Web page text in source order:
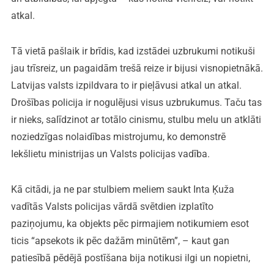
atkal.
Tā vietā pašlaik ir brīdis, kad izstādei uzbrukumi notikuši
jau trīsreiz, un pagaidām trešā reize ir bijusi visnopietnākā.
Latvijas valsts izpildvara to ir pieļāvusi atkal un atkal.
Drošības policija ir nogulējusi visus uzbrukumus. Taču tas
ir nieks, salīdzinot ar totālo cinismu, stulbu melu un atklāti
noziedzīgas nolaidības mistrojumu, ko demonstrē
Iekšlietu ministrijas un Valsts policijas vadība.
Kā citādi, ja ne par stulbiem meliem saukt Inta Ķuža
vadītās Valsts policijas vārdā svētdien izplatīto
paziņojumu, ka objekts pēc pirmajiem notikumiem esot
ticis “apsekots ik pēc dažām minūtēm”, – kaut gan
patiesībā pēdējā postīšana bija notikusi ilgi un nopietni,